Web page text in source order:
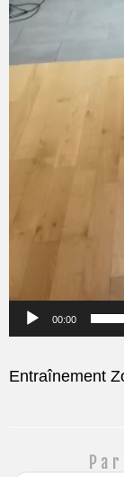
00:00
Entraînement